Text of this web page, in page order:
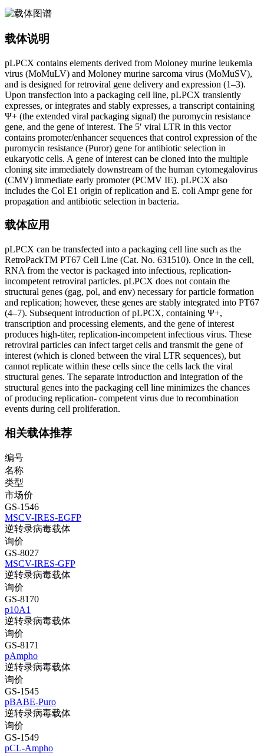
载体说明
pLPCX contains elements derived from Moloney murine leukemia
virus (MoMuLV) and Moloney murine sarcoma virus (MoMuSV),
and is designed for retroviral gene delivery and expression (1–3).
Upon transfection into a packaging cell line, pLPCX transiently
expresses, or integrates and stably expresses, a transcript containing
Ψ+ (the extended viral packaging signal) the puromycin resistance
gene, and the gene of interest. The 5′ viral LTR in this vector
contains promoter/enhancer sequences that control expression of the
puromycin resistance (Puror) gene for antibiotic selection in
eukaryotic cells. A gene of interest can be cloned into the multiple
cloning site immediately downstream of the human cytomegalovirus
(CMV) immediate early promoter (PCMV IE). pLPCX also
includes the Col E1 origin of replication and E. coli Ampr gene for
propagation and antibiotic selection in bacteria.
载体应用
pLPCX can be transfected into a packaging cell line such as the
RetroPackTM PT67 Cell Line (Cat. No. 631510). Once in the cell,
RNA from the vector is packaged into infectious, replication-
incompetent retroviral particles. pLPCX does not contain the
structural genes (gag, pol, and env) necessary for particle formation
and replication; however, these genes are stably integrated into PT67
(4–7). Subsequent introduction of pLPCX, containing Ψ+,
transcription and processing elements, and the gene of interest
produces high-titer, replication-incompetent infectious virus. These
retroviral particles can infect target cells and transmit the gene of
interest (which is cloned between the viral LTR sequences), but
cannot replicate within these cells since the cells lack the viral
structural genes. The separate introduction and integration of the
structural genes into the packaging cell line minimizes the chances
of producing replication- competent virus due to recombination
events during cell proliferation.
相关载体推荐
编号
名称
类型
市场价
GS-1546
MSCV-IRES-EGFP
逆转录病毒载体
询价
GS-8027
MSCV-IRES-GFP
逆转录病毒载体
询价
GS-8170
p10A1
逆转录病毒载体
询价
GS-8171
pAmpho
逆转录病毒载体
询价
GS-1545
pBABE-Puro
逆转录病毒载体
询价
GS-1549
pCL-Ampho